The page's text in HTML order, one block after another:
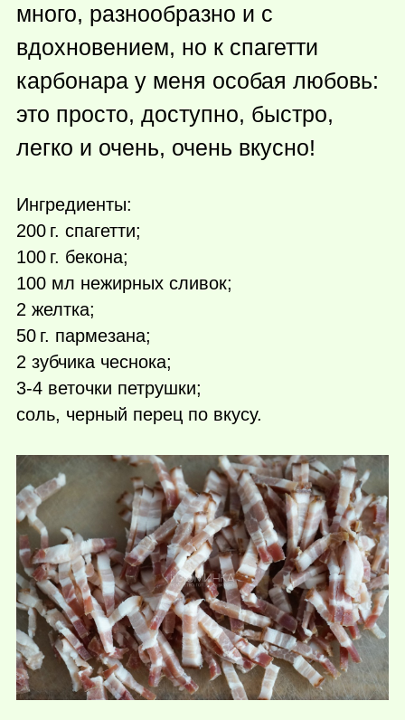
много, разнообразно и с
вдохновением, но к спагетти
карбонара у меня особая любовь:
это просто, доступно, быстро,
легко и очень, очень вкусно!
Ингредиенты:
200 г. спагетти;
100 г. бекона;
100 мл нежирных сливок;
2 желтка;
50 г. пармезана;
2 зубчика чеснока;
3-4 веточки петрушки;
соль, черный перец по вкусу.